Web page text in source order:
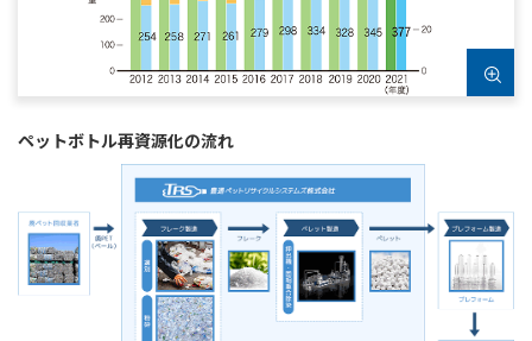
ペットボトル再資源化の流れ